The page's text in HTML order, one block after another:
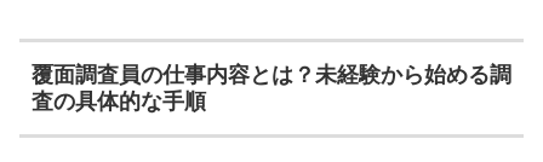
覆面調査員の仕事内容とは？未経験から始める調
査の具体的な手順